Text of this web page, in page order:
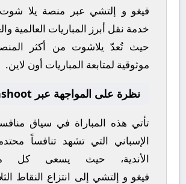
فيغو و إلتشي عبر منصة يلا شوت
خدمة نقل أبرز المباريات العالمية
حيث تُعدّ يلاشوت من أكثر
موثوقية لمتابعة المباريات أون لاين.
نظرة على المواجهة عبر yallashoot
تأتي هذه المباراة في سياق
الإسباني التي تشهد تنافساً
الأندية، حيث يسعى
فيغو و إلتشي إلى انتزاع النقاط